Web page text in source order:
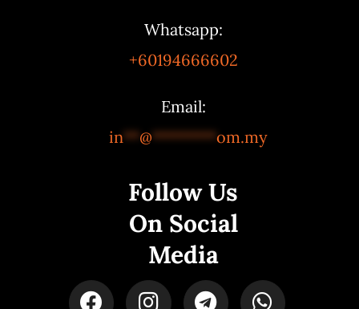
Whatsapp:
+60194666602
Email:
in**@********om.my
Follow Us
On Social
Media